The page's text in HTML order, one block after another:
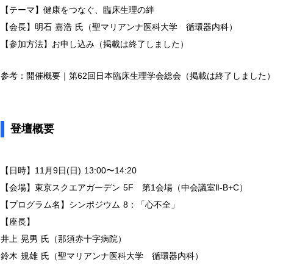
【テーマ】健康をつなぐ、臨床生理の絆
【会長】明石 嘉浩 氏（聖マリアンナ医科大学 循環器内科）
【参加方法】お申し込み（掲載は終了しました）
参考：開催概要｜第62回日本臨床生理学会総会（掲載は終了しました）
登壇概要
【日時】11月9日(日) 13:00〜14:20
【会場】東京スクエアガーデン 5F 第1会場（中会議室Ⅱ-B+C）
【プログラム名】シンポジウム 8：「心不全」
【座長】
井上 晃男 氏（那須赤十字病院）
鈴木 規雄 氏（聖マリアンナ医科大学 循環器内科）